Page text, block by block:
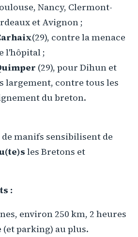
Nancy, Clermont-
et Avignon ;
(29), contre la menace
l'hôpital ;
(29), pour Dihun et
largement, contre tous les
du breton.
de manifs sensibilisent de
les Bretons et
:
environ 250 km, 2 heures
(et parking) au plus.